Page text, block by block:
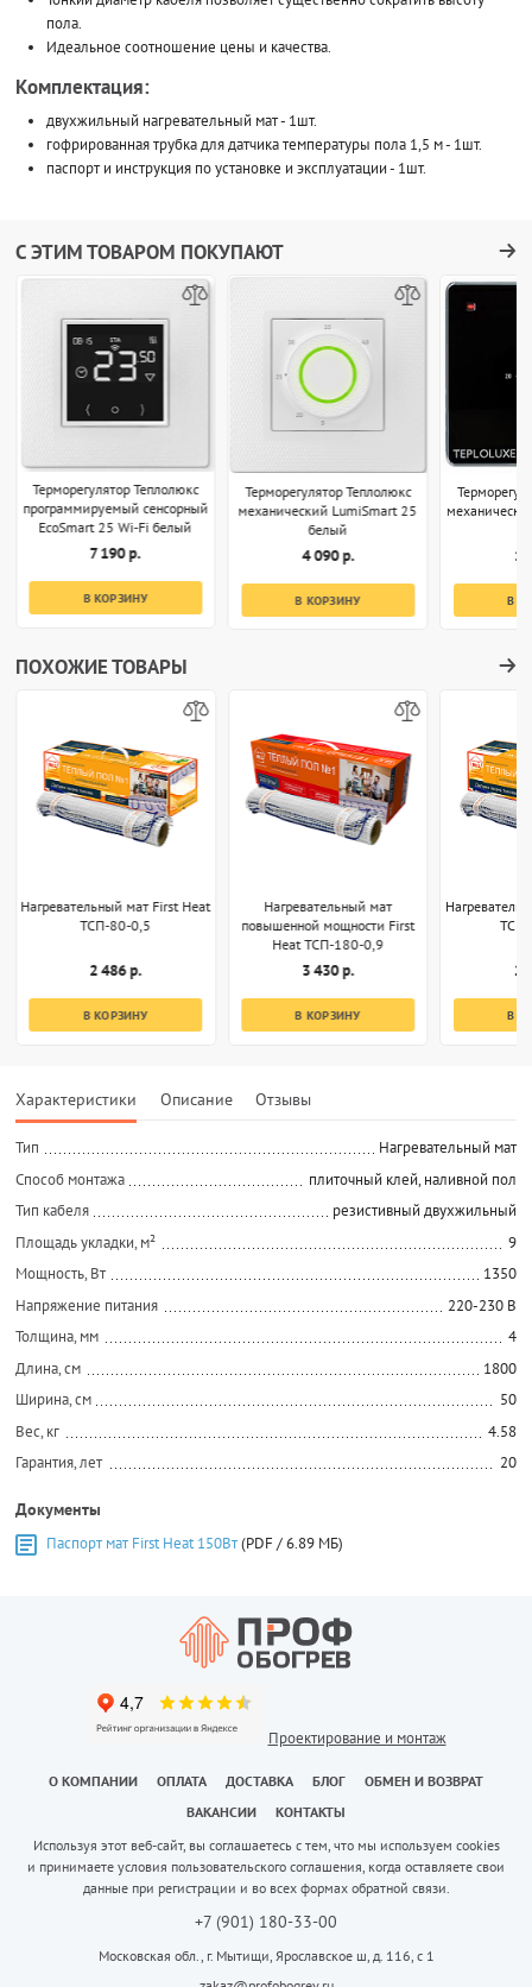
пола.
Идеальное соотношение цены и качества.
Комплектация:
двухжильный нагревательный мат - 1шт.
гофрированная трубка для датчика температуры пола 1,5 м - 1шт.
паспорт и инструкция по установке и эксплуатации - 1шт.
С ЭТИМ ТОВАРОМ ПОКУПАЮТ
Терморегулятор Теплолюкс
программируемый сенсорный
EcoSmart 25 Wi-Fi белый
7 190 р.
В КОРЗИНУ
Терморегулятор Теплолюкс
механический LumiSmart 25
белый
4 090 р.
В КОРЗИНУ
1
В
ПОХОЖИЕ ТОВАРЫ
Нагревательный мат First Heat
ТСП-80-0,5
2 486 р.
В КОРЗИНУ
Нагревательный мат
повышенной мощности First
Heat ТСП-180-0,9
3 430 р.
В КОРЗИНУ
2
В
Характеристики Описание Отзывы
Тип
Нагревательный мат
Способ монтажа
плиточный клей, наливной пол
Тип кабеля
резистивный двухжильный
Площадь укладки, м²
9
Мощность, Вт
1350
Напряжение питания
220-230 В
Толщина, мм
4
Длина, см
1800
Ширина, см
50
Вес, кг
4.58
Гарантия, лет
20
Документы
Паспорт мат First Heat 150Вт(PDF / 6.89 МБ)
Проектирование и монтаж
О КОМПАНИИ ОПЛАТА ДОСТАВКА БЛОГ
ОБМЕН И ВОЗВРАТ
ВАКАНСИИ
КОНТАКТЫ
Используя этот веб-сайт, вы соглашаетесь с тем, что мы используем cookies
и принимаете условия пользовательского соглашения, когда оставляете свои
данные при регистрации и во всех формах обратной связи.
+7 (901) 180-33-00
Московская обл., г. Мытищи, Ярославское ш, д. 116, с 1